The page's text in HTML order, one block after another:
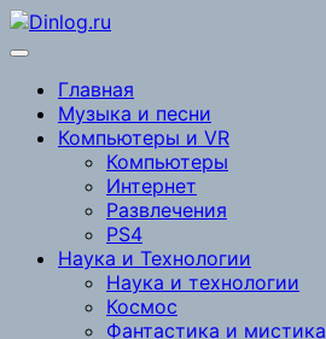
Перейти
к
Главная
Музыка и песни
Компьютеры и VR
Компьютеры
Интернет
Развлечения
PS4
Наука и Технологии
Наука и технологии
Космос
Фантастика и мистика